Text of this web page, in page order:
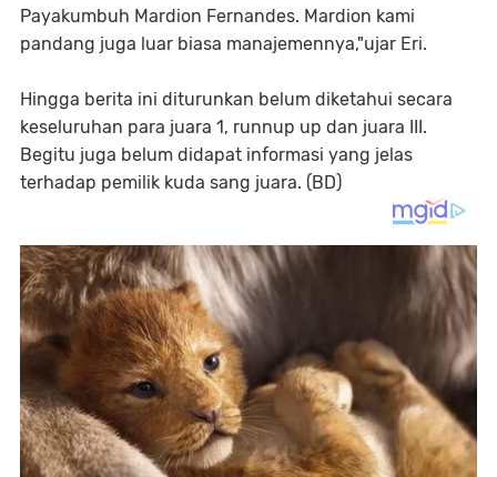
Payakumbuh Mardion Fernandes. Mardion kami
pandang juga luar biasa manajemennya,"ujar Eri.
Hingga berita ini diturunkan belum diketahui secara
keseluruhan para juara 1, runnup up dan juara III.
Begitu juga belum didapat informasi yang jelas
terhadap pemilik kuda sang juara. (BD)